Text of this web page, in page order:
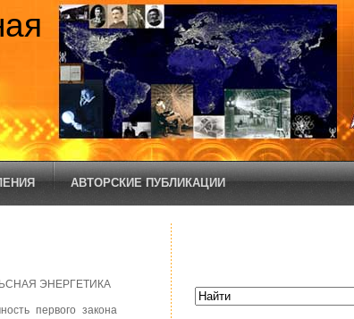
АВТОРСКИЕ ПУБЛИКАЦИИ
ЭНЕРГЕТИКА
первого закона